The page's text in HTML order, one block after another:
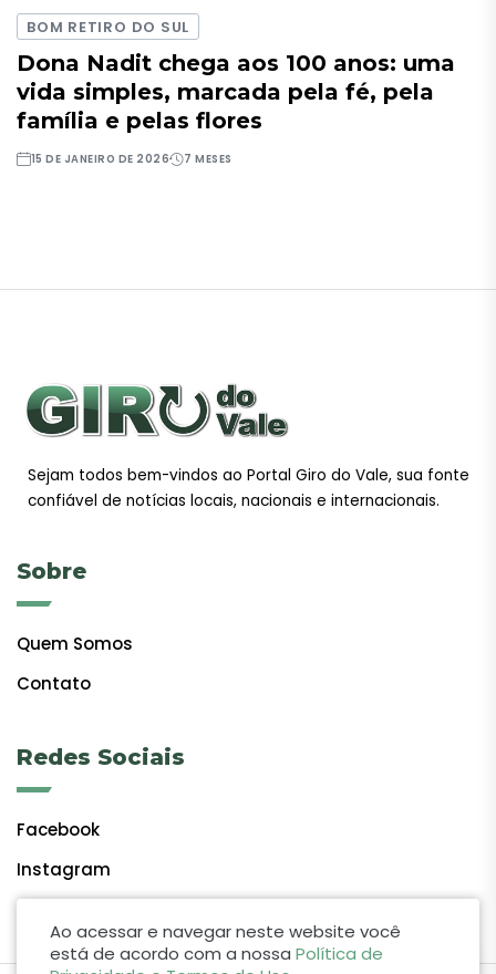
BOM RETIRO DO SUL
Dona Nadit chega aos 100 anos: uma
vida simples, marcada pela fé, pela
família e pelas flores
15 DE JANEIRO DE 2026 7 MESES
Sejam todos bem-vindos ao Portal Giro do Vale, sua fonte
confiável de notícias locais, nacionais e internacionais.
Sobre
Quem Somos
Contato
Redes Sociais
Facebook
Instagram
Ao acessar e navegar neste website você
está de acordo com a nossa Política de